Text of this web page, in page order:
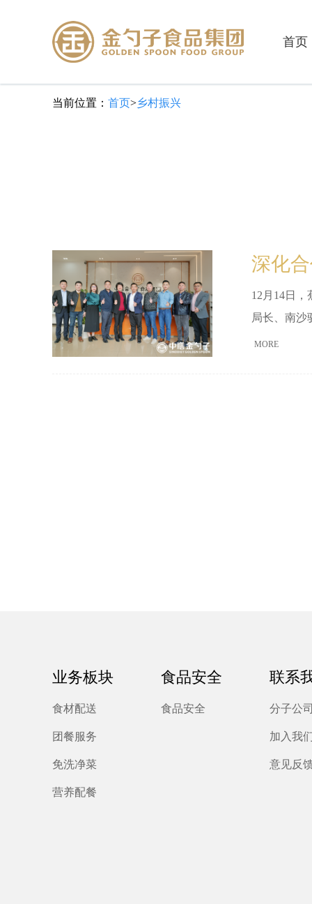
首页
当前位置： 首页>乡村振兴
深化
12月14日
局长、南沙
区综合部
MORE
业务板块
食材配送
团餐服务
免洗净菜
营养配餐
食品安全
食品安全
联系
分子公
加入我
意见反